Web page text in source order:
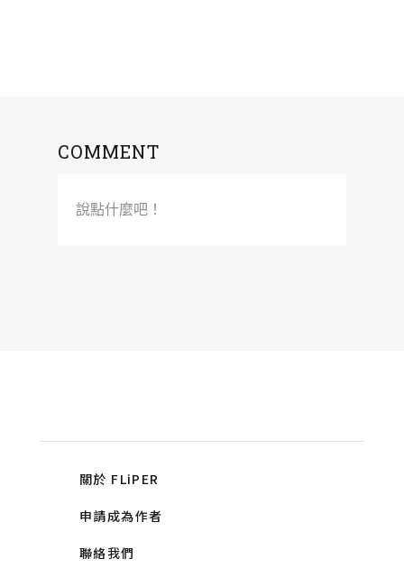
COMMENT
說點什麼吧！
關於 FLiPER
申請成為作者
聯絡我們